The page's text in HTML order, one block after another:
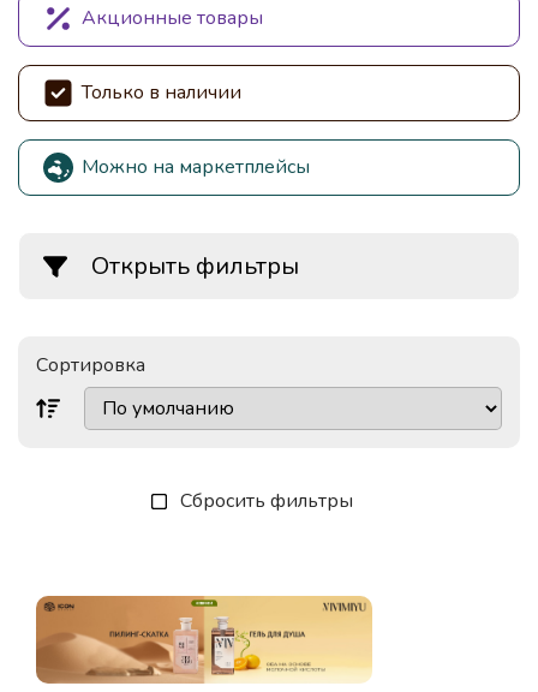
Акционные товары
Только в наличии
Можно на маркетплейсы
Открыть фильтры
Сортировка
Сбросить фильтры